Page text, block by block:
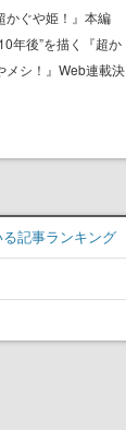
も発表、テパステは
すみれさん、クラヴ
は星野貴紀さんが担
かぐや姫！』本編
年後”を描く『超か
メシ！』Web連載決
記事ランキング